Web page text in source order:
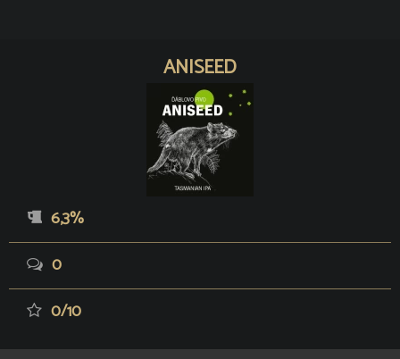
ANISEED
6,3%
0
0/10